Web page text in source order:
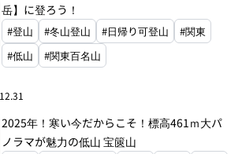
#モンベル
#山旅 #ブラックダイヤモンド
岳】に登ろう！
#登山 #冬山登山 #日帰り可登山
#関東
#低山
#関東百名山
2025年！寒い今だからこそ！標高461ｍ大パ
ノラマが魅力の低山 宝篋山